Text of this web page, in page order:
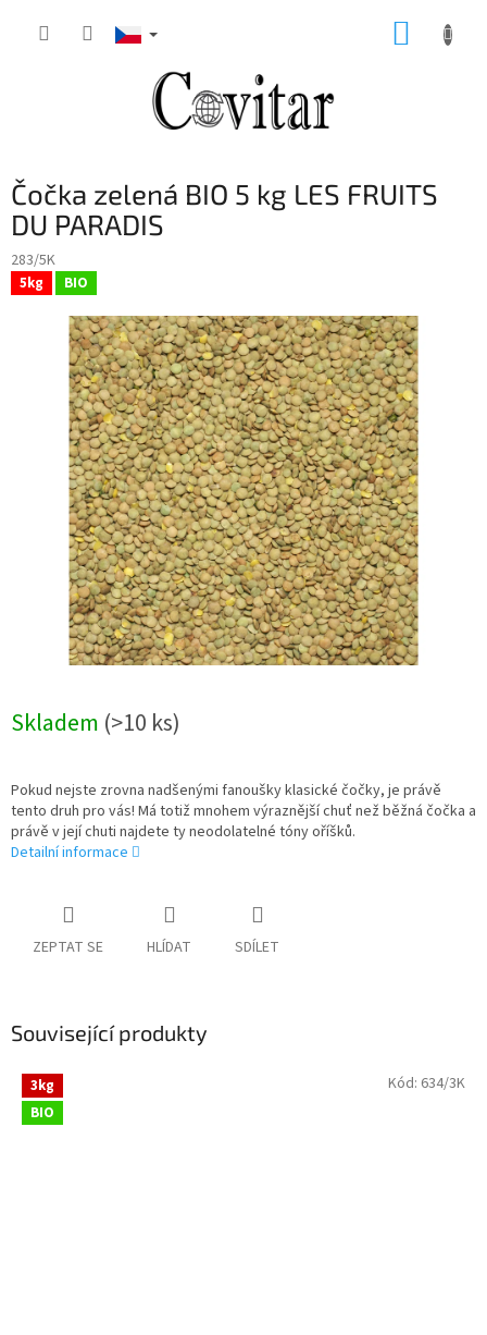
Čočka zelená BIO 5 kg LES FRUITS
DU PARADIS
283/5K
5kg BIO
Skladem (>10 ks)
Pokud nejste zrovna nadšenými fanoušky klasické čočky, je právě
tento druh pro vás! Má totiž mnohem výraznější chuť než běžná čočka a
právě v její chuti najdete ty neodolatelné tóny oříšků.
Detailní informace
ZEPTAT SE HLÍDAT SDÍLET
Související produkty
3kg
BIO
Kód: 634/3K